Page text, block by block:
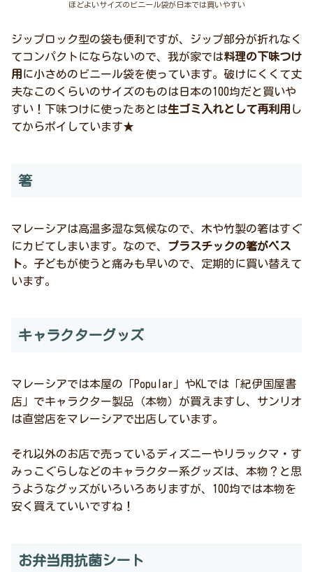
ほどよいサイズのビニール袋が日本では買いやすい
ジップロック型の袋も便利ですが、ジップ部分が折れなく
てコンパクトにならないので、我が家では料理の下味つけ
用 に小さめのビニール袋を使っています。破けにくくて丈
夫なこのくらいのサイズのものは日本の100均だと買いや
すい！下味つけに使ったあとは生ゴミ入れとして再利用 し
てからポイしています★
箸
マレーシアは高温多湿な気候なので、木や竹製の箸はすぐ
にカビてしまいます。なので、 プラスチックの箸がベス
ト。子どもが使うと痛みも早いので、定期的に買い替えて
います。
キャラクターグッズ
マレーシアでは本屋の「Popular」やKLでは「紀伊国屋書
店」でキャラクター製品（本物）が買えますし、サンリオ
は直営店をマレーシアで出店しています。
それ以外のお店で売っているディズニーやリラックマ・す
みっこぐらしなどのキャラクター系グッズは、本物？と思
うようなグッズがいろいろありますが、100均では本物を
安く買えていいですね！
お弁当用抗菌シート